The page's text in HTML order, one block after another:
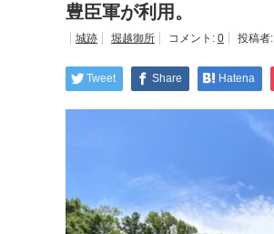
豊臣軍が利用。
城跡 堀越御所 コメント: 0 投稿者:
Tweet Share Hatena